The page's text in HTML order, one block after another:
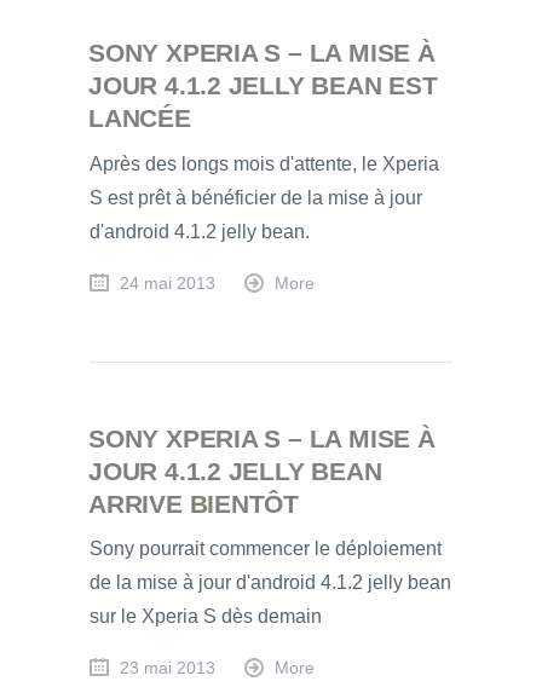
SONY XPERIA S – LA MISE À
JOUR 4.1.2 JELLY BEAN EST
LANCÉE
Après des longs mois d'attente, le Xperia
S est prêt à bénéficier de la mise à jour
d'android 4.1.2 jelly bean.
24 mai 2013 More
SONY XPERIA S – LA MISE À
JOUR 4.1.2 JELLY BEAN
ARRIVE BIENTÔT
Sony pourrait commencer le déploiement
de la mise à jour d'android 4.1.2 jelly bean
sur le Xperia S dès demain
23 mai 2013 More